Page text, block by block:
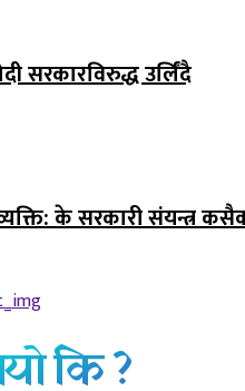
सरकारविरुद्ध उर्लिंदै
के सरकारी संयन्त्र
कि ?